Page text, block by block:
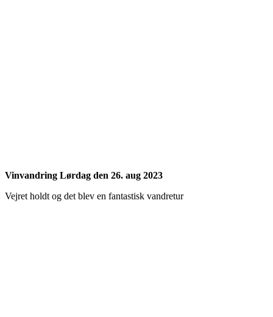
Vinvandring Lørdag den 26. aug 2023
Vejret holdt og det blev en fantastisk vandretur